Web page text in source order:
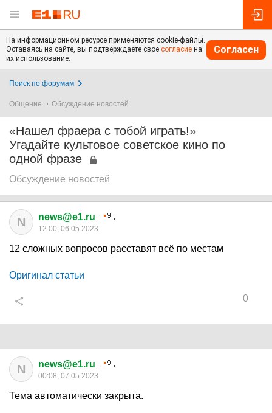
На информационном ресурсе применяются cookie-файлы.
Оставаясь на сайте, вы подтверждаете свое согласие на
их использование.
Согласен
Поиск по форумам
Общение Обсуждение новостей
«Нашел фраера с тобой играть!»
Угадайте культовое советское кино по
одной фразе
Обсуждение новостей
N news@e1.ru
12:00, 06.05.2023
12 сложных вопросов расставят всё по местам
Оригинал статьи
0
N news@e1.ru
00:08, 07.05.2023
Тема автоматически закрыта.